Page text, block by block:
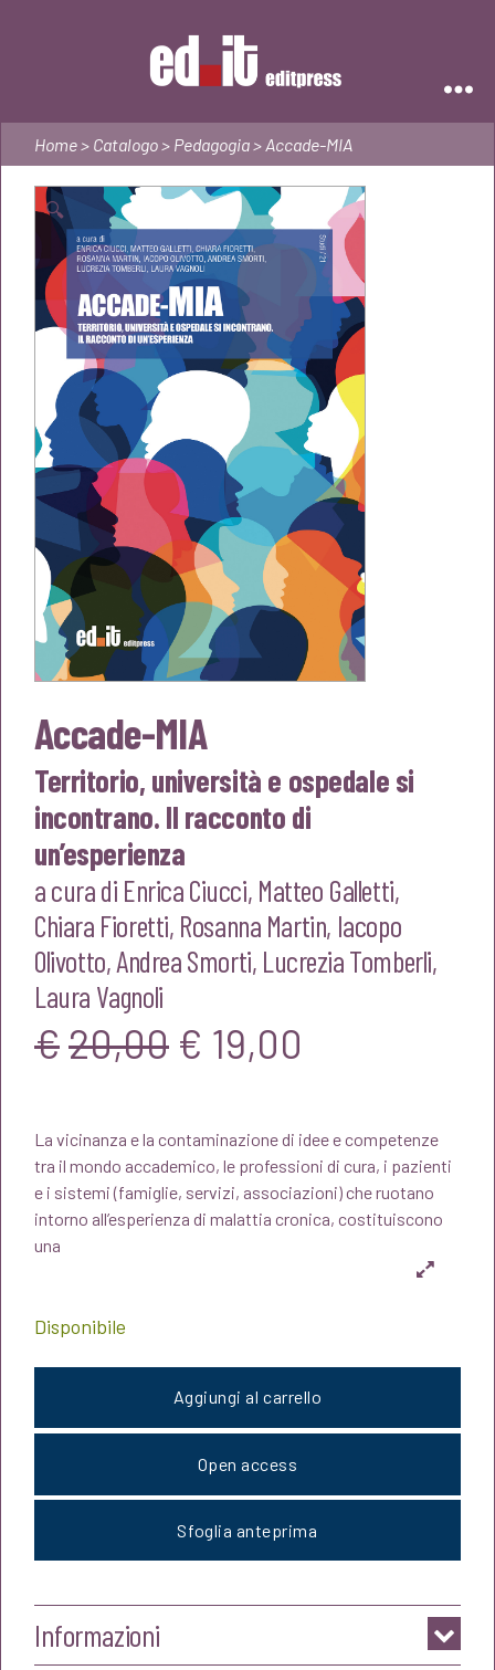
Home> Catalogo> Pedagogia> Accade-MIA
🔍
Accade-MIA
Territorio, università e ospedale si
incontrano. Il racconto di
un’esperienza
a cura di Enrica Ciucci, Matteo Galletti,
Chiara Fioretti, Rosanna Martin, Iacopo
Olivotto,Andrea Smorti, Lucrezia Tomberli,
Laura Vagnoli
€20,00 Il
originale
era:
€ 19,00
attuale
è:
€19,00.
La vicinanza e la contaminazione di idee e competenze
tra il mondo accademico, le professioni di cura, i pazienti
e i sistemi (famiglie, servizi, associazioni) che ruotano
intorno all’esperienza di malattia cronica, costituiscono
una
Disponibile
Aggiungi al carrello
Open access
Sfoglia anteprima
Informazioni